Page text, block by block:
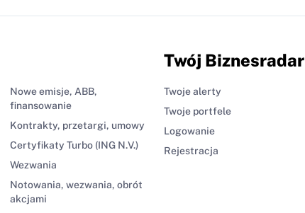
Nowe emisje, ABB,
finansowanie
Kontrakty, przetargi, umowy
Certyfikaty Turbo (ING N.V.)
Wezwania
Notowania, wezwania, obrót
akcjami
Twój Biznesradar
Twoje alerty
Twoje portfele
Logowanie
Rejestracja